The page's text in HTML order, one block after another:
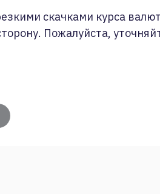
скачками курса
Пожалуйста,